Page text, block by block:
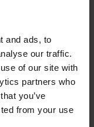
and ads, to
our traffic.
of our site with
partners who
you’ve
from your use